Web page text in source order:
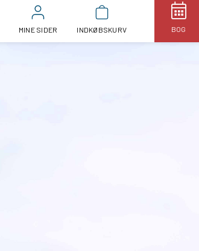
MINE SIDER INDKØBSKURV BOG